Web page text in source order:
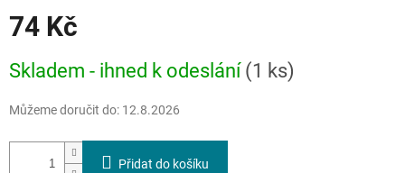
74 Kč
cena:
Skladem - ihned k odeslání (1 ks)
Můžeme doručit do: 12.8.2026
Přidat do košíku